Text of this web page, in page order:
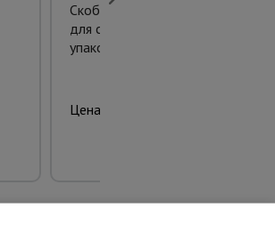
Скоба-накладка (ванночка)
для сварки арматуры D36
упаковка 10 шт.
Цена: